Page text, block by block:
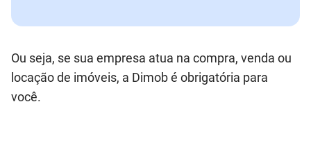
Ou seja, se sua empresa atua na compra, venda ou
locação de imóveis, a Dimob é obrigatória para
você.